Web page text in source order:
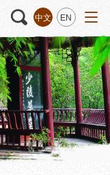
中文 EN
藏品 藏品概述
馆藏精品
藏品修复
数字资源
捐赠名录